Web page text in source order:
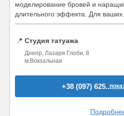
моделирование бровей и
длительного эффекта. Для ваших...
📍 Студия татуажа
Днепр, Лазаря Глоби, 8
м.Вокзальная
+38 (097) 625..